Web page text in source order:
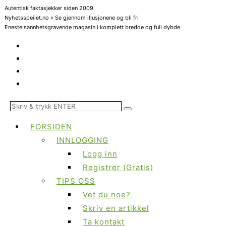
Autentisk faktasjekker siden 2009
Nyhetsspeilet.no » Se gjennom illusjonene og bli fri
Eneste sannhetsgravende magasin i komplett bredde og full dybde
FORSIDEN
INNLOGGING
Logg inn
Registrer (Gratis)
TIPS OSS
Vet du noe?
Skriv en artikkel
Ta kontakt